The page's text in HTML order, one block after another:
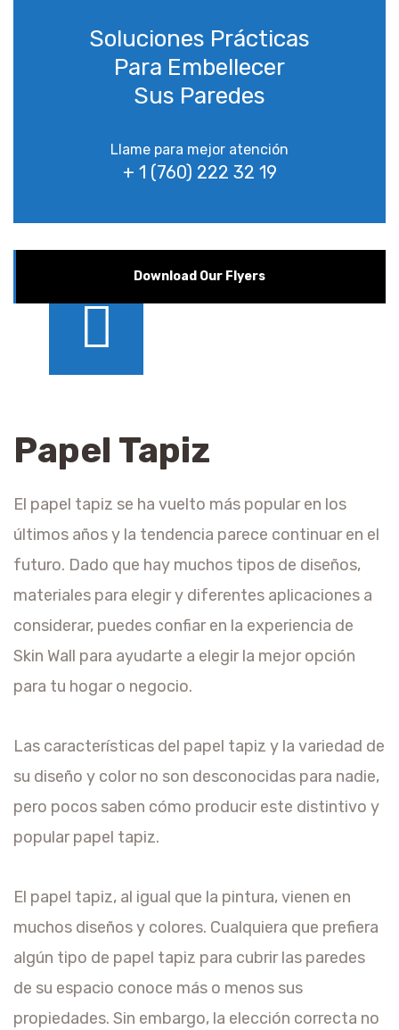
Soluciones Prácticas
Para Embellecer
Sus Paredes
Llame para mejor atención
+ 1 (760) 222 32 19
Download Our Flyers
Papel Tapiz
El papel tapiz se ha vuelto más popular en los
últimos años y la tendencia parece continuar en el
futuro. Dado que hay muchos tipos de diseños,
materiales para elegir y diferentes aplicaciones a
considerar, puedes confiar en la experiencia de
Skin Wall para ayudarte a elegir la mejor opción
para tu hogar o negocio.
Las características del papel tapiz y la variedad de
su diseño y color no son desconocidas para nadie,
pero pocos saben cómo producir este distintivo y
popular papel tapiz.
El papel tapiz, al igual que la pintura, vienen en
muchos diseños y colores. Cualquiera que prefiera
algún tipo de papel tapiz para cubrir las paredes
de su espacio conoce más o menos sus
propiedades. Sin embargo, la elección correcta no